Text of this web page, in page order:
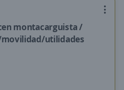
montacarguista /
utilidades